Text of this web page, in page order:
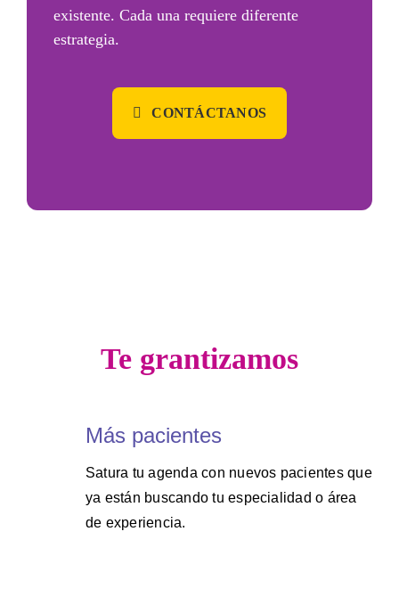
existente. Cada una requiere diferente
estrategia.
CONTÁCTANOS
Te grantizamos
Más pacientes
Satura tu agenda con nuevos pacientes que
ya están buscando tu especialidad o área
de experiencia.